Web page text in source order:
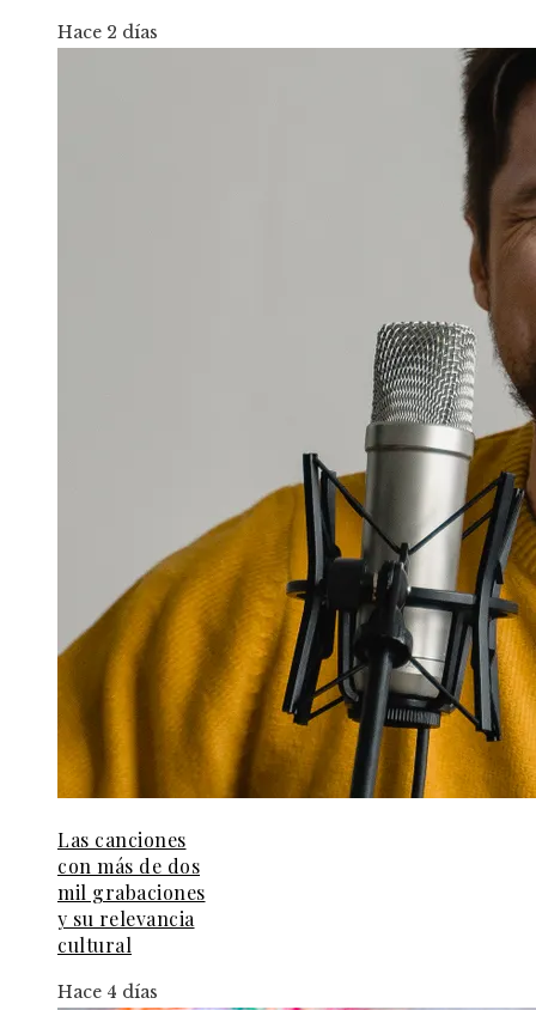
Hace 2 días
Las canciones
con más de dos
mil grabaciones
y su relevancia
cultural
Hace 4 días